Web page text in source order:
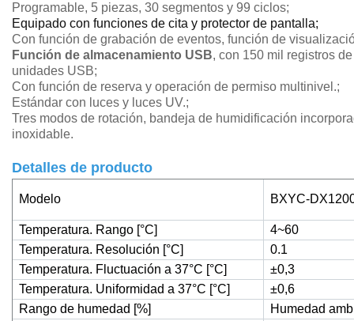
Programable, 5 piezas, 30 segmentos y 99 ciclos;
Equipado con funciones de cita y protector de pantalla;
Con función de grabación de eventos, función de
Función de almacenamiento USB, con 150 mil registros
unidades USB;
Con función de reserva y operación de permiso multinivel.;
Estándar con luces y luces UV.;
Tres modos de rotación, bandeja de humidificación
inoxidable.
Detalles de producto
Modelo BXYC-
Temperatura. Rango [°C]
4~60
Temperatura. Resolución [°C]
0.1
Temperatura. Fluctuación a 37°C [°C]
±0,3
Temperatura. Uniformidad a 37°C [°C]
±0,6
Rango de humedad [%]
Humedad